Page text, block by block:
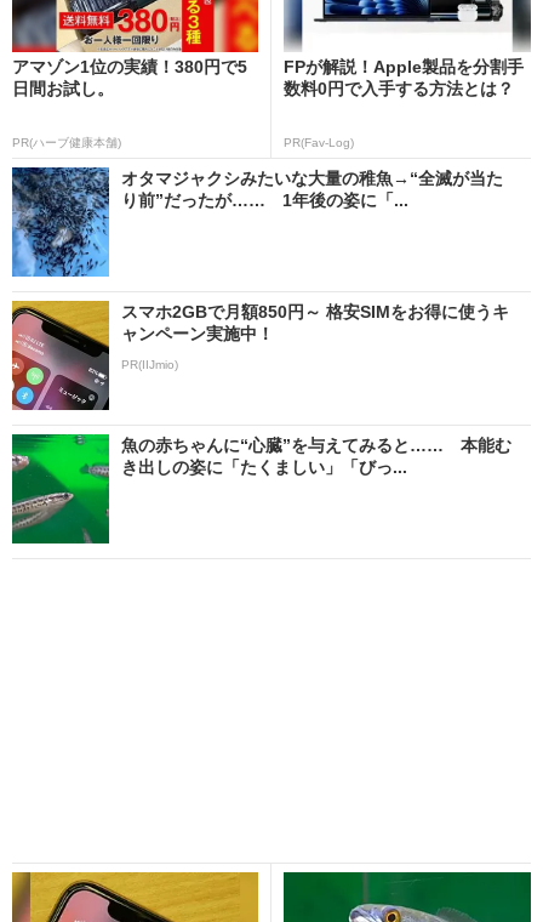
アマゾン1位の実績！380円で5
日間お試し。
PR(ハーブ健康本舗)
FPが解説！Apple製品を分割手
数料0円で入手する方法とは？
PR(Fav-Log)
オタマジャクシみたいな大量の稚魚→“全滅が当た
り前”だったが…… 1年後の姿に「...
スマホ2GBで月額850円～ 格安SIMをお得に使うキ
ャンペーン実施中！
PR(IIJmio)
魚の赤ちゃんに“心臓”を与えてみると…… 本能む
き出しの姿に「たくましい」「びっ...